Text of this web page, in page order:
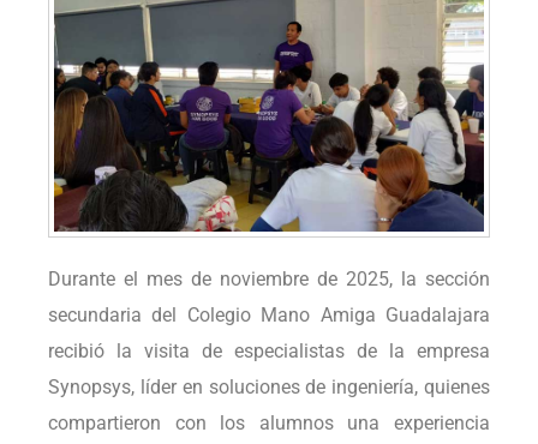
Durante el mes de noviembre de 2025, la sección
secundaria del Colegio Mano Amiga Guadalajara
recibió la visita de especialistas de la empresa
Synopsys, líder en soluciones de ingeniería, quienes
compartieron con los alumnos una experiencia